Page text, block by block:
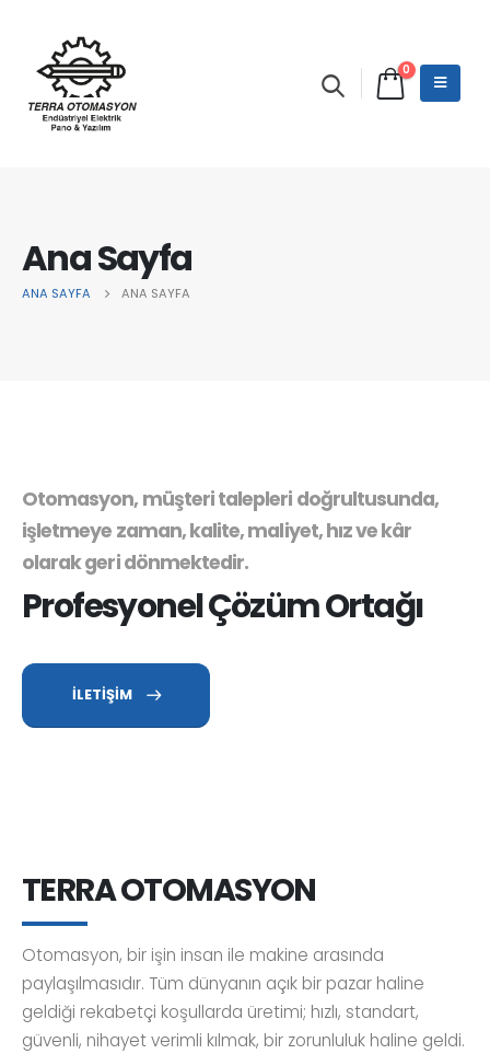
0
Ana Sayfa
ANA SAYFA ANA SAYFA
Otomasyon, müşteri talepleri doğrultusunda,
işletmeye zaman, kalite, maliyet, hız ve kâr
olarak geri dönmektedir.
Profesyonel Çözüm Ortağı
İLETİŞİM
TERRA OTOMASYON
Otomasyon, bir işin insan ile makine arasında
paylaşılmasıdır. Tüm dünyanın açık bir pazar haline
geldiği rekabetçi koşullarda üretimi; hızlı, standart,
güvenli, nihayet verimli kılmak, bir zorunluluk haline geldi.